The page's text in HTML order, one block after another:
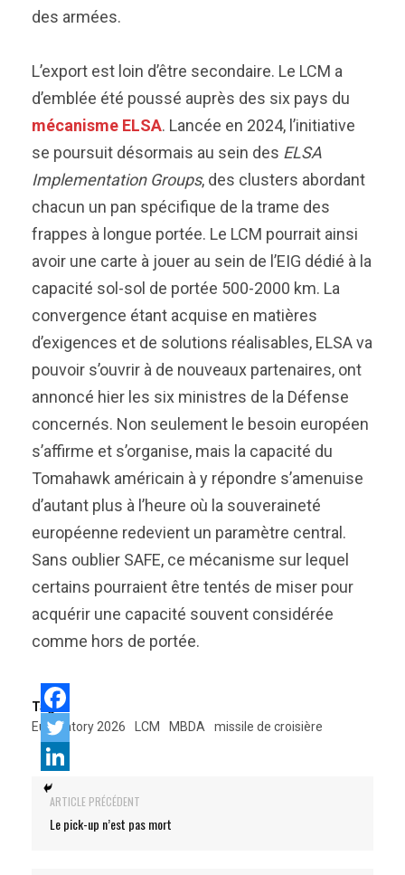
des armées.
L’export est loin d’être secondaire. Le LCM a
d’emblée été poussé auprès des six pays du
mécanisme ELSA. Lancée en 2024, l’initiative
se poursuit désormais au sein des ELSA
Implementation Groups, des clusters abordant
chacun un pan spécifique de la trame des
frappes à longue portée. Le LCM pourrait ainsi
avoir une carte à jouer au sein de l’EIG dédié à la
capacité sol-sol de portée 500-2000 km. La
convergence étant acquise en matières
d’exigences et de solutions réalisables, ELSA va
pouvoir s’ouvrir à de nouveaux partenaires, ont
annoncé hier les six ministres de la Défense
concernés. Non seulement le besoin européen
s’affirme et s’organise, mais la capacité du
Tomahawk américain à y répondre s’amenuise
d’autant plus à l’heure où la souveraineté
européenne redevient un paramètre central.
Sans oublier SAFE, ce mécanisme sur lequel
certains pourraient être tentés de miser pour
acquérir une capacité souvent considérée
comme hors de portée.
Tags:
Eurosatory 2026
LCM MBDA missile de croisière
ARTICLE PRÉCÉDENT
Le pick-up n’est pas mort